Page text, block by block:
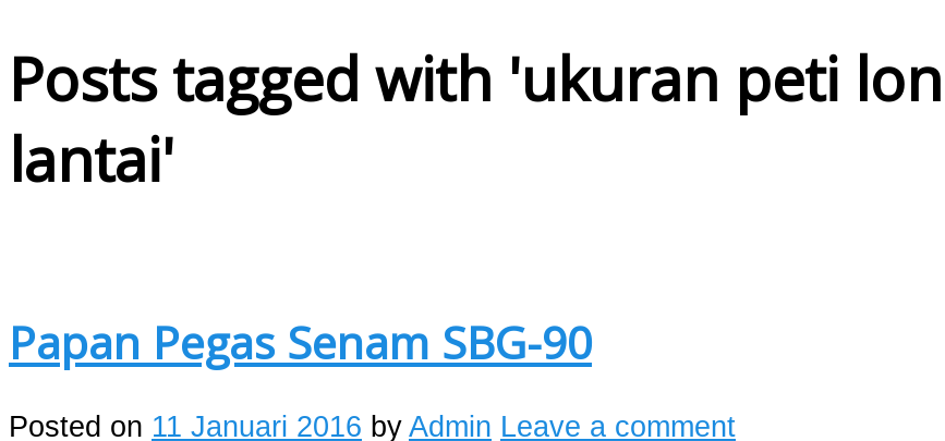
Posts tagged with 'ukuran peti
lantai'
Papan Pegas Senam SBG-90
Posted on 11 Januari 2016 byAdmin Leave a comment